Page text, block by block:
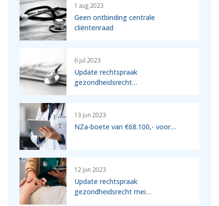
1 aug 2023
Geen ontbinding centrale
cliëntenraad
6 jul 2023
Update rechtspraak
gezondheidsrecht…
13 jun 2023
NZa-boete van €68.100,- voor…
12 jun 2023
Update rechtspraak
gezondheidsrecht mei…